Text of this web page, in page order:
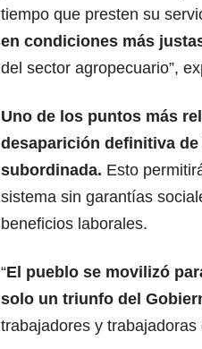
tiempo que presten su
en condiciones más
del sector agropecuario”,
Uno de los puntos más
desaparición definitiva
subordinada. Esto
sistema sin garantías
beneficios laborales.
“El pueblo se movilizó
solo un triunfo del
trabajadores y